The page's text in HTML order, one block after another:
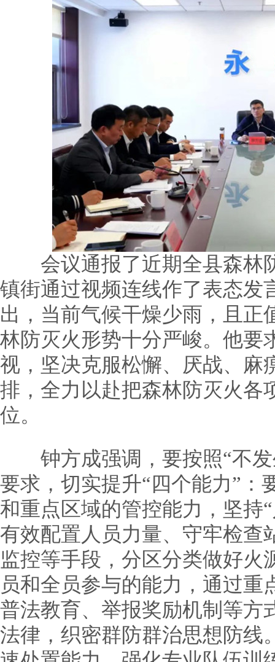
会议通报了近期全县森林
镇街通过视频连线作了表态发
出，当前气候干燥少雨，且正
林防灭火形势十分严峻。他要
视，坚决克服松懈、厌战、麻
排，全力以赴把森林防灭火各
位。
钟方成强调，要按照“不发
要求，切实提升“四个能力”：
和重点区域的管控能力，坚持
有效配置人员力量、守牢检查
监控等手段，分区分类做好火
员和全员参与的能力，通过重
普法教育、举报奖励机制等方
法律，织密群防群治思想防线